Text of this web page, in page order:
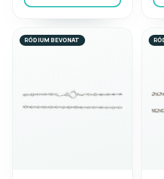
RÓDIUM BEVONAT